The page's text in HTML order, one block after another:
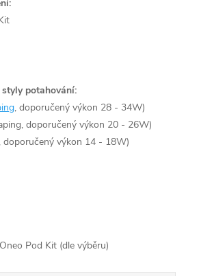
potahování:
, doporučený výkon 28 - 34W)
doporučený výkon 20 - 26W)
výkon 14 - 18W)
Pod Kit (dle výběru)